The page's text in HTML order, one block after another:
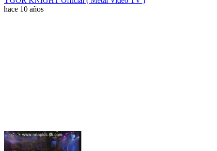
hace 10 años